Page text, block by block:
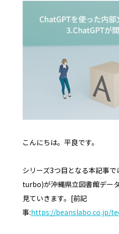
こんにちは。平良です。
シリーズ3つ目となる本記事
turbo)が沖縄県立図書館デー
見ていきます。[前記
事:https://beanslabo.co.jp/